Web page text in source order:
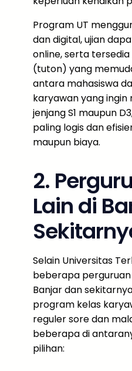
Program UT
dan digital, ujian
online, serta
(tuton) yang
antara mahasiswa
karyawan yang
jenjang S1 maupun
paling logis dan
maupun biaya.
2.
Lain di
Selain Universitas
beberapa
Banjar dan
program kelas
reguler sore dan
beberapa di
pilihan: